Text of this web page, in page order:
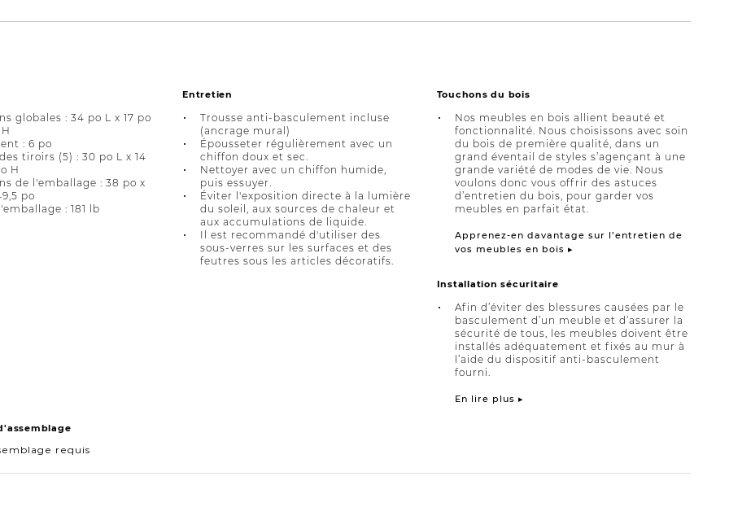
globales : 34 po L x 17 po
: 6 po
tiroirs (5) : 30 po L x 14
H
de l'emballage : 38 po x
po
: 181 lb
Entretien
Trousse anti-basculement incluse
(ancrage mural)
Épousseter régulièrement avec un
chiffon doux et sec.
Nettoyer avec un chiffon humide,
puis essuyer.
Éviter l'exposition directe à la lumière
du soleil, aux sources de chaleur et
aux accumulations de liquide.
Il est recommandé d'utiliser des
sous-verres sur les surfaces et des
feutres sous les articles décoratifs.
Touchons du bois
Nos meubles en bois allient beauté et
fonctionnalité. Nous choisissons avec soin
du bois de première qualité, dans un
grand éventail de styles s’agençant à une
grande variété de modes de vie. Nous
voulons donc vous offrir des astuces
d’entretien du bois, pour garder vos
meubles en parfait état.
Apprenez-en davantage sur l’entretien de
vos meubles en bois ▸
Installation sécuritaire
Afin d’éviter des blessures causées par le
basculement d’un meuble et d’assurer la
sécurité de tous, les meubles doivent être
installés adéquatement et fixés au mur à
l’aide du dispositif anti-basculement
fourni.
En lire plus ▸
requis